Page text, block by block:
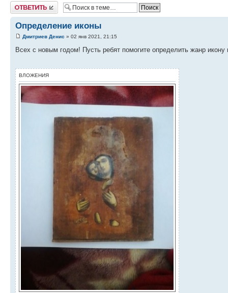
Ответить
Определение иконы
Дмитриев Денис » 02 янв 2021, 21:15
Всех с новым годом! Пусть ребят помогите определить жанр икону
ВЛОЖЕНИЯ